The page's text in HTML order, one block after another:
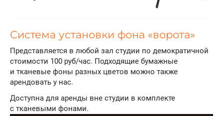
Система установки фона «ворота»
Представляется в любой зал студии по демократичной
стоимости 100 руб/час. Подходящие бумажные
и тканевые фоны разных цветов можно также
арендовать у нас.
Доступна для аренды вне студии в комплекте
с тканевыми фонами.